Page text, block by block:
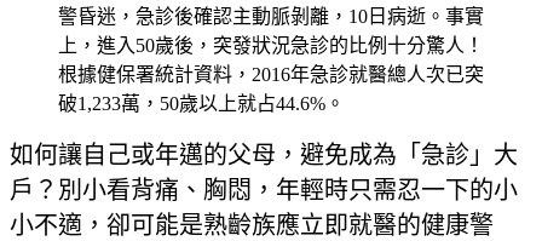
警昏迷，急診後確認主動脈剝離，10日病逝。事實
上，進入50歲後，突發狀況急診的比例十分驚人！
根據健保署統計資料，2016年急診就醫總人次已突
破1,233萬，50歲以上就占44.6%。
如何讓自己或年邁的父母，避免成為「急診」大
戶？別小看背痛、胸悶，年輕時只需忍一下的小
小不適，卻可能是熟齡族應立即就醫的健康警